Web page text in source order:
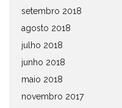
setembro 2018
agosto 2018
julho 2018
junho 2018
maio 2018
novembro 2017